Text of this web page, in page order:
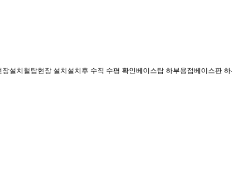
설치철탑현장 설치설치후 수직 수평 확인베이스탑 하부용접베이스판